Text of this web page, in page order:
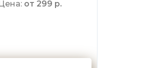
Цена: от 299 р.